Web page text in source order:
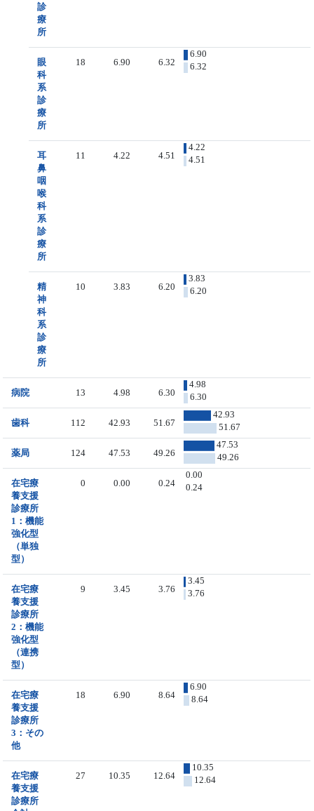
診
療
所
眼
科
系
診
療
所
18 6.90 6.32
6.90
6.32
耳
鼻
咽
喉
科
系
診
療
所
11 4.22 4.51
4.22
4.51
精
神
科
系
診
療
所
10 3.83 6.20
3.83
6.20
病院 13 4.98 6.30
4.98
6.30
歯科 112 42.93 51.67
42.93
51.67
薬局 124 47.53 49.26
47.53
49.26
在宅療
養支援
診療所
1：機能
強化型
（単独
型）
0 0.00 0.24
0.00
0.24
在宅療
養支援
診療所
2：機能
強化型
（連携
型）
9 3.45 3.76
3.45
3.76
在宅療
養支援
診療所
3：その
他
18 6.90 8.64
6.90
8.64
在宅療
養支援
診療所
27 10.35 12.64
10.35
12.64